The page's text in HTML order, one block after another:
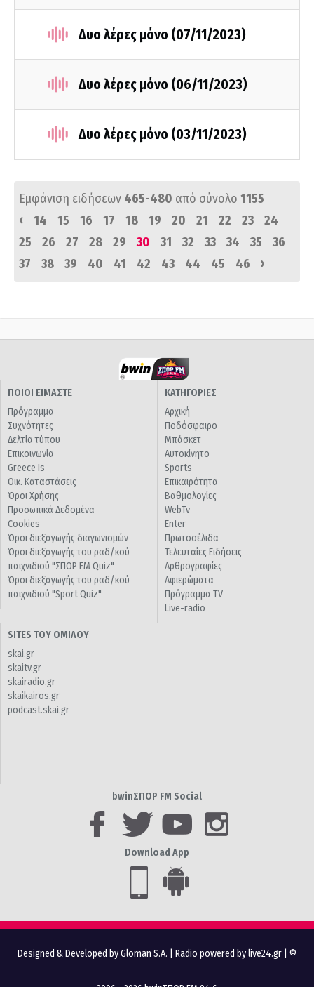
Δυο λέρες μόνο (07/11/2023)
Δυο λέρες μόνο (06/11/2023)
Δυο λέρες μόνο (03/11/2023)
Εμφάνιση ειδήσεων 465-480 από σύνολο 1155
‹
14 15 16 17 18 19 20 21 22 23
24
25
26 27 28 29 30 31 32 33 34 35
36
37
38 39 40 41 42 43 44 45 46 ›
ΠΟΙΟΙ ΕΙΜΑΣΤΕ
Πρόγραμμα
Συχνότητες
Δελτία τύπου
Επικοινωνία
Greece Is
Οικ. Καταστάσεις
Όροι Χρήσης
Προσωπικά Δεδομένα
Cookies
Όροι διεξαγωγής διαγωνισμών
Όροι διεξαγωγής του ραδ/κού
παιχνιδιού "ΣΠΟΡ FM Quiz"
Όροι διεξαγωγής του ραδ/κού
παιχνιδιού "Sport Quiz"
ΚΑΤΗΓΟΡΙΕΣ
Αρχική
Ποδόσφαιρο
Μπάσκετ
Αυτοκίνητο
Sports
Επικαιρότητα
Βαθμολογίες
WebTv
Enter
Πρωτοσέλιδα
Τελευταίες Ειδήσεις
Αρθρογραφίες
Αφιερώματα
Πρόγραμμα TV
Live-radio
SITES ΤΟΥ ΟΜΙΛΟΥ
skai.gr
skaitv.gr
skairadio.gr
skaikairos.gr
podcast.skai.gr
bwinΣΠΟΡ FM Social
Download App
Designed & Developed by Gloman S.A. Radio powered by live24.gr | ©